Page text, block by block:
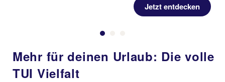
Jetzt entdecken
Mehr für deinen Urlaub: Die volle
TUI Vielfalt